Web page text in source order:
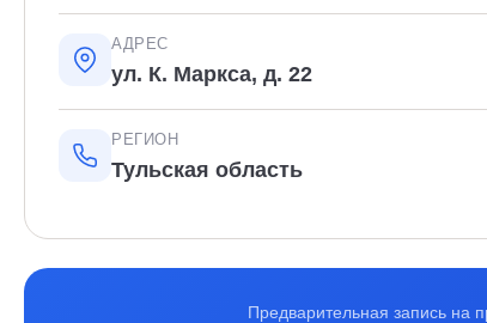
АДРЕС
ул. К. Маркса, д. 22
РЕГИОН
Тульская область
Предварительная запись на